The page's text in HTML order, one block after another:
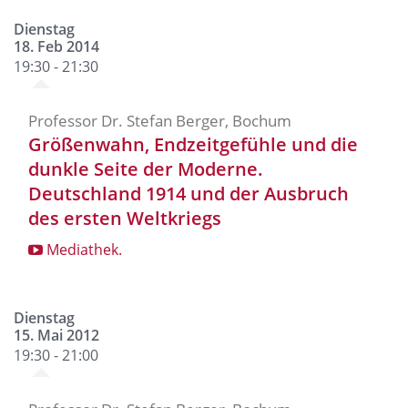
Dienstag
18. Feb 2014
19:30 - 21:30
Professor Dr. Stefan Berger, Bochum
Größenwahn, Endzeitgefühle und die
dunkle Seite der Moderne.
Deutschland 1914 und der Ausbruch
des ersten Weltkriegs
Mediathek.
Dienstag
15. Mai 2012
19:30 - 21:00